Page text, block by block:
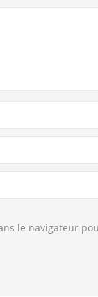
le navigateur